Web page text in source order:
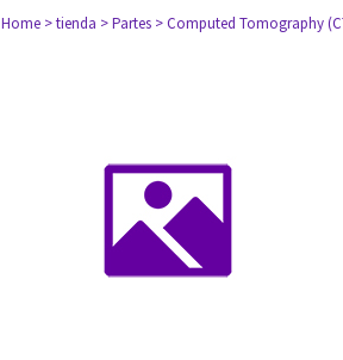
Home > tienda > Partes > Computed Tomography